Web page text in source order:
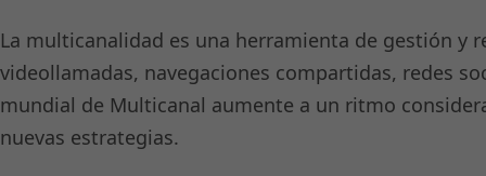
La multicanalidad es una herramienta de gestión y
videollamadas, navegaciones compartidas, redes
mundial de Multicanal aumente a un ritmo
nuevas estrategias.